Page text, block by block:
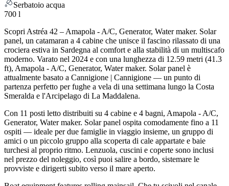
Serbatoio acqua
700 l
Scopri Astréa 42 – Amapola - A/C, Generator, Water maker. Solar
panel, un catamaran a 4 cabine che unisce il fascino rilassato di una
crociera estiva in Sardegna al comfort e alla stabilità di un multiscafo
moderno. Varato nel 2024 e con una lunghezza di 12.59 metri (41.3
ft), Amapola - A/C, Generator, Water maker. Solar panel è
attualmente basato a Cannigione | Cannigione — un punto di
partenza perfetto per fughe a vela di una settimana lungo la Costa
Smeralda e l'Arcipelago di La Maddalena.
Con 11 posti letto distribuiti su 4 cabine e 4 bagni, Amapola - A/C,
Generator, Water maker. Solar panel ospita comodamente fino a 11
ospiti — ideale per due famiglie in viaggio insieme, un gruppo di
amici o un piccolo gruppo alla scoperta di cale appartate e baie
turchesi al proprio ritmo. Lenzuola, cuscini e coperte sono inclusi
nel prezzo del noleggio, così puoi salire a bordo, sistemare le
provviste e dirigerti subito verso il mare aperto.